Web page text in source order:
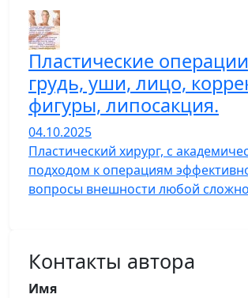
Пластические
грудь, уши, лицо,
фигуры, липосакция.
04.10.2025
Пластический хирург, с
подходом к операциям
вопросы внешности любой
Контакты автора
Имя